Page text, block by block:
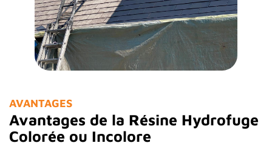
AVANTAGES
Avantages de la Résine Hydrofuge
Colorée ou Incolore